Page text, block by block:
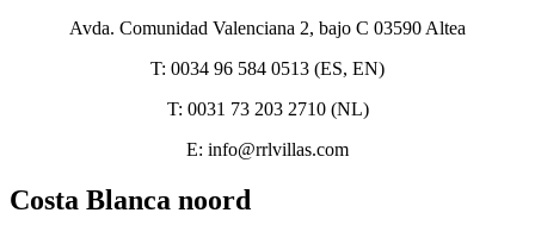
Avda. Comunidad Valenciana 2, bajo C 03590 Altea
T: 0034 96 584 0513 (ES, EN)
T: 0031 73 203 2710 (NL)
E: info@rrlvillas.com
Costa Blanca noord